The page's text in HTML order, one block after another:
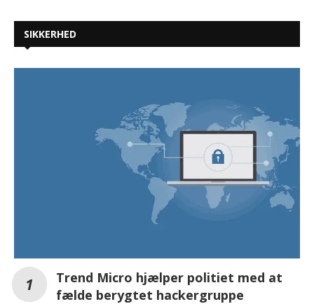
SIKKERHED
Trend Micro hjælper politiet med at
fælde berygtet hackergruppe